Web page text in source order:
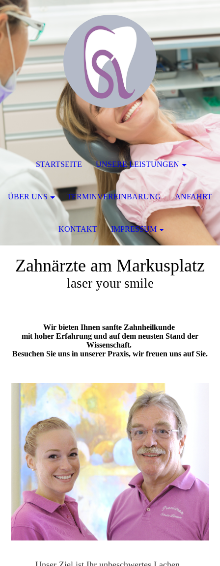
Zahnärzte am Markusplatz
laser your smile
Wir bieten Ihnen sanfte Zahnheilkunde
mit hoher Erfahrung und auf dem neusten Stand der
Wissenschaft.
Besuchen Sie uns in unserer Praxis, wir freuen uns auf Sie.
STARTSEITE UNSERE LEISTUNGEN
ÜBER UNS TERMINVEREINBARUNG ANFAHRT
KONTAKT IMPRESSUM